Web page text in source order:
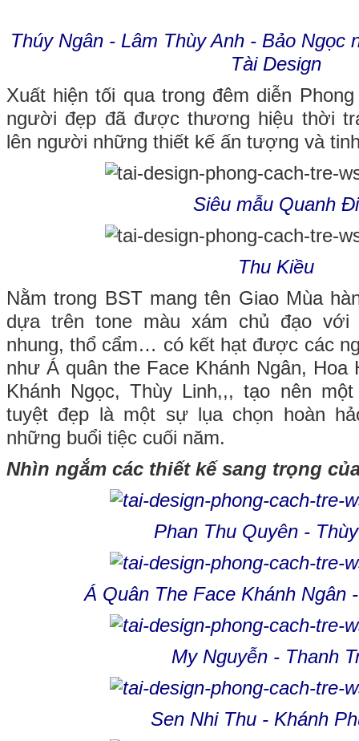
Thúy Ngân - Lâm Thùy Anh - Bảo Ngọc
Tài Design
Xuất hiện tối qua trong đêm diễn
người đẹp đã được thương hiệu thời
lên người những thiết kế ấn tượng và
Siêu mẫu Quanh Đi
Thu Kiều
Nằm trong BST mang tên Giao Mùa
dựa trên tone màu xám chủ đạo với
nhung, thổ cẩm… có kết hạt được các
như Á quân the Face Khánh Ngân, Hoa
Khánh Ngọc, Thùy Linh,,, tạo nên
tuyệt đẹp là một sự lụa chọn hoàn
những buổi tiệc cuối năm.
Nhìn ngắm các thiết kế sang trọng
Phan Thu Quyên -
Á Quân The Face Khánh Ngân
My Nguyễn - Thanh
Sen Nhi Thu - Khánh